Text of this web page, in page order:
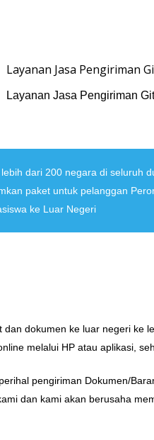
Layanan Jasa Pengiriman
dari 200 negara di seluruh
paket untuk pelanggan
ke Luar Negeri
dan dokumen ke luar negeri ke
melalui HP atau aplikasi,
pengiriman Dokumen/
dan kami akan berusaha